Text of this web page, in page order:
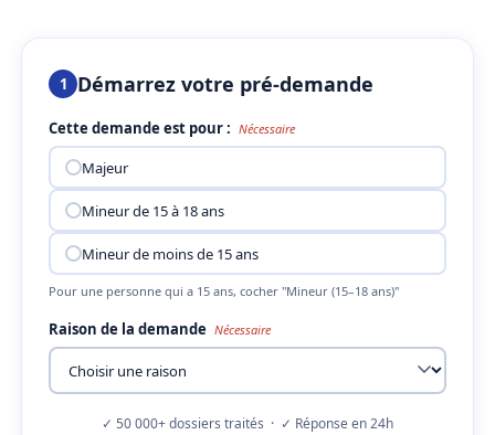
1 Démarrez votre pré-demande
Cette demande est pour : Nécessaire
Majeur
Mineur de 15 à 18 ans
Mineur de moins de 15 ans
Pour une personne qui a 15 ans, cocher "Mineur (15–18 ans)"
Raison de la demande Nécessaire
✓ 50 000+ dossiers traités · ✓ Réponse en 24h